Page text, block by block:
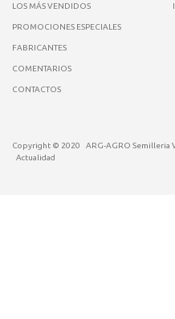
LOS MÁS VENDIDOS
PROMOCIONES ESPECIALES
FABRICANTES
COMENTARIOS
CONTACTOS
Copyright © 2020
ARG-AGRO Semilleria
Actualidad